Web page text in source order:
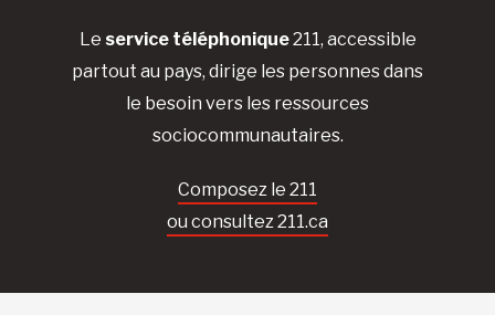
Le service téléphonique211, accessible
partout au pays, dirige les personnes dans
le besoin vers les ressources
sociocommunautaires.
Composez le 211
ou consultez 211.ca